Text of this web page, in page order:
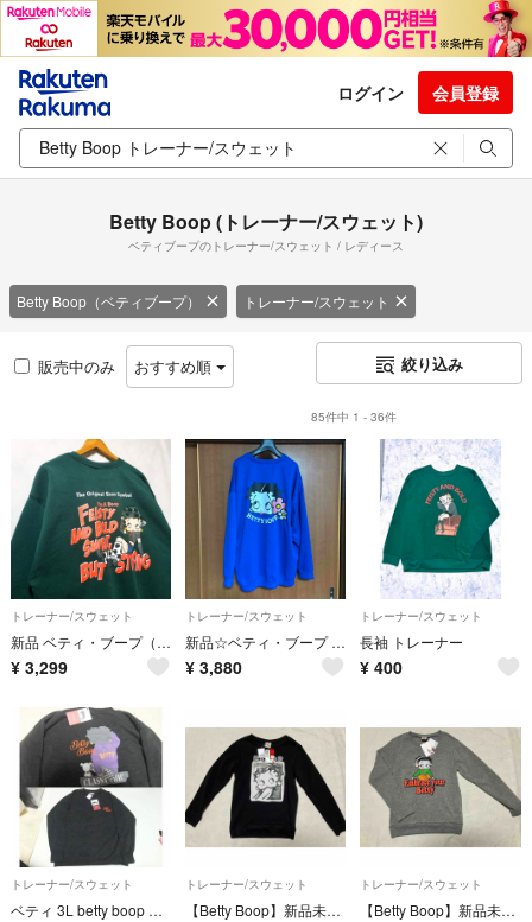
ログイン 会員登録
Betty Boop (トレーナー/スウェット)
ベティブープのトレーナー/スウェット / レディース
Betty Boop（ベティブープ） トレーナー/スウェット
販売中のみ おすすめ順 絞り込み
85件中 1 - 36件
トレーナー/スウェット
新品 ベティ・ブープ（ Betty Boop）トレーナー Lサイズ 裏起毛 緑色
¥ 3,299
トレーナー/スウェット
新品☆ベティ・ブープ ベティちゃん 大きめスウェット 青 4L
¥ 3,880
トレーナー/スウェット
長袖 トレーナー
¥ 400
トレーナー/スウェット
ベティ 3L betty boop 刺繍 スウェット トレーナー スケボー新品
トレーナー/スウェット
【Betty Boop】新品未使用 トレーナー ブラック 黒 Mサイズ
トレーナー/スウェット
【Betty Boop】新品未使用 トレーナー グレー スウェット 長袖